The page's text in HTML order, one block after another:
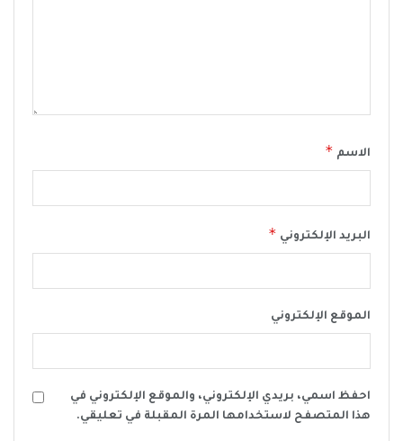
الاسم *
البريد الإلكتروني *
الموقع الإلكتروني
احفظ اسمي، بريدي الإلكتروني، والموقع الإلكتروني في
هذا المتصفح لاستخدامها المرة المقبلة في تعليقي.